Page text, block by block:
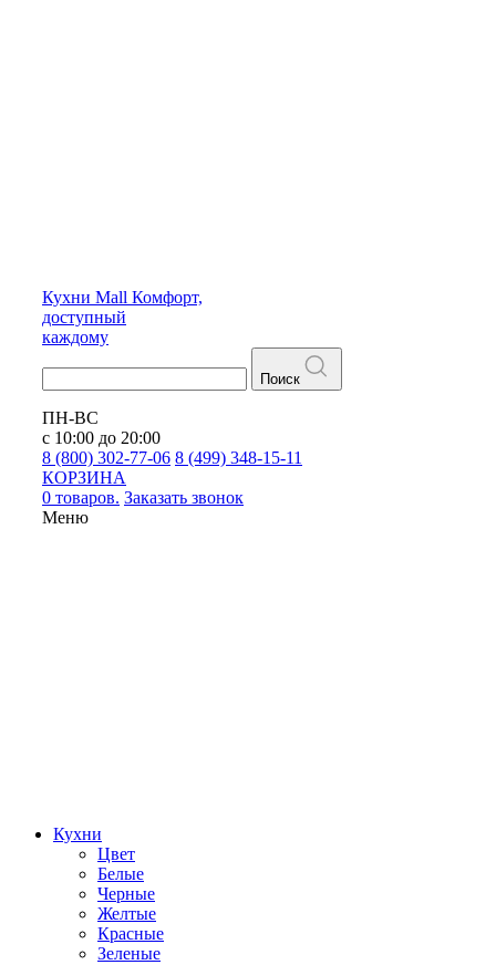
Кухни Mall Комфорт,
доступный
каждому
Поиск
ПН-ВС
с 10:00 до 20:00
8 (800) 302-77-06 8 (499) 348-15-11
КОРЗИНА
0 товаров. Заказать звонок
Меню
Кухни
Цвет
Белые
Черные
Желтые
Красные
Зеленые